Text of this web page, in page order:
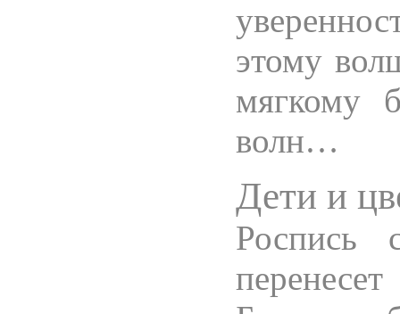
этому
мягкому
волн…
Дети и
Роспись